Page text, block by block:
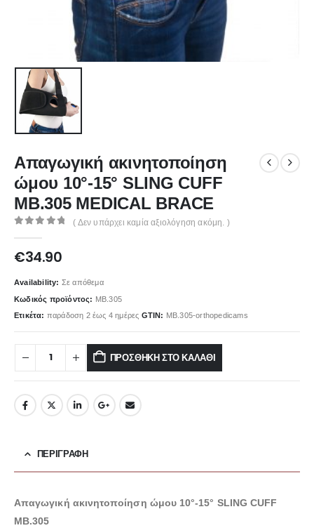
Απαγωγική ακινητοποίηση
ώμου 10°-15° SLING CUFF
ΜΒ.305 MEDICAL BRACE
( Δεν υπάρχει καμία αξιολόγηση ακόμη. )
€34.90
Availability: Σε απόθεμα
Κωδικός προϊόντος: ΜΒ.305
Ετικέτα: παράδοση 2 έως 4 ημέρες GTIN: ΜΒ.305-orthopedicams
ΠΡΟΣΘΉΚΗ ΣΤΟ ΚΑΛΆΘΙ
ΠΕΡΙΓΡΑΦΉ
Απαγωγική ακινητοποίηση ώμου 10°-15° SLING CUFF
ΜΒ.305